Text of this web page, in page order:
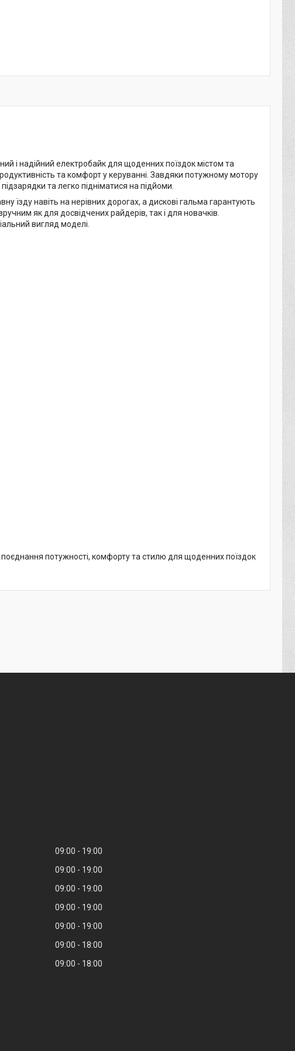
і надійний електробайк для щоденних поїздок містом та
та комфорт у керуванні. Завдяки потужному мотору
та легко підніматися на підйоми.
їзду навіть на нерівних дорогах, а дискові гальма гарантують
як для досвідчених райдерів, так і для новачків.
вигляд моделі.
потужності, комфорту та стилю для щоденних поїздок
09:00
19:00
09:00
19:00
09:00
19:00
09:00
19:00
09:00
19:00
09:00
18:00
09:00 18:00